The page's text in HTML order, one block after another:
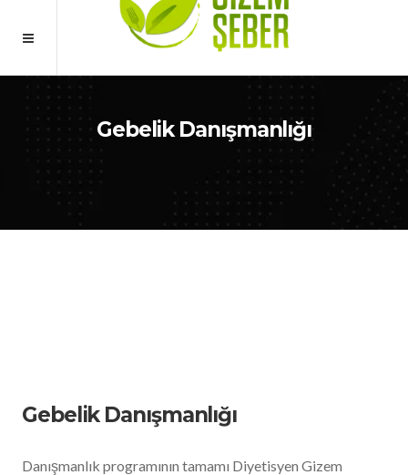
Gebelik Danışmanlığı
Gebelik Danışmanlığı
Danışmanlık programının tamamı Diyetisyen Gizem